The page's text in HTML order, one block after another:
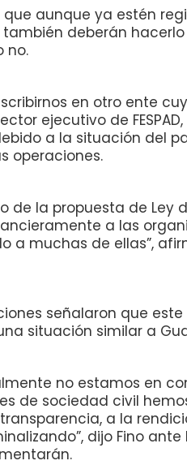
que aunque ya estén
deberán hacerlo
no.
en otro ente
ejecutivo de
a la situación del
operaciones.
de la propuesta de Ley
a las
a muchas de ellas”,
señalaron que
situación similar a
no estamos en
de sociedad civil
a la
dijo Fino